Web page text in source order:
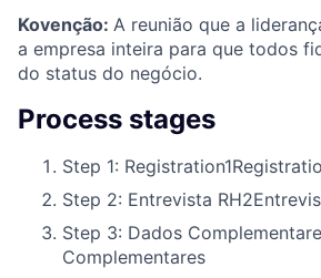
Kovenção: A reunião que a
a empresa inteira para que todos
do status do negócio.
Process stages
Step 1: Registration1
Step 2: Entrevista RH2
Step 3: Dados
Complementares